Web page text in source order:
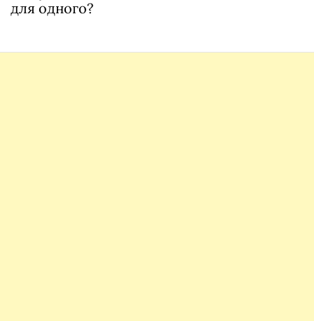
для одного?